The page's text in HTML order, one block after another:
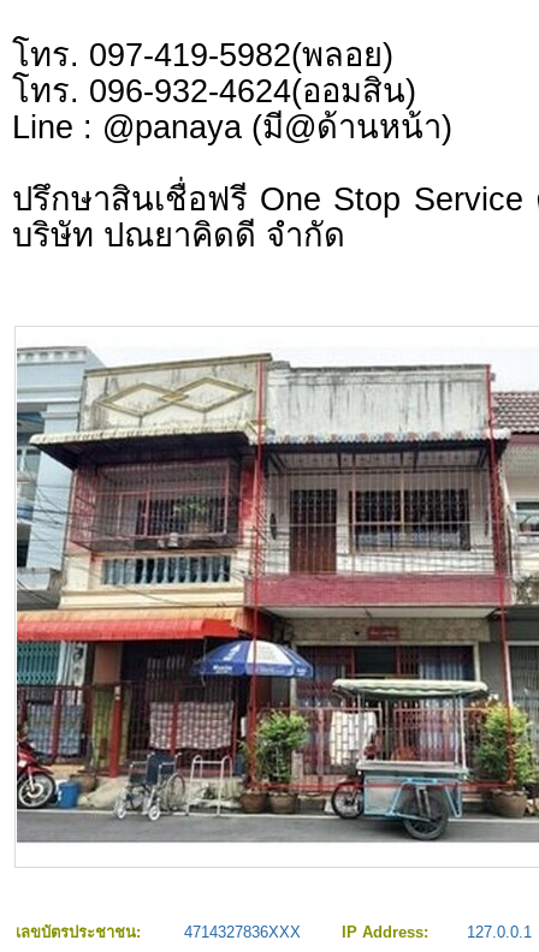
โทร. 097-419-5982(พลอย)
โทร. 096-932-4624(ออมสิน)
Line : @panaya (มี@ด้านหน้า)
ปรึกษาสินเชื่อฟรี One Stop
บริษัท ปณยาคิดดี จำกัด
เลขบัตรประชาชน: 4714327836XXX IP Address:
127.0.0.1